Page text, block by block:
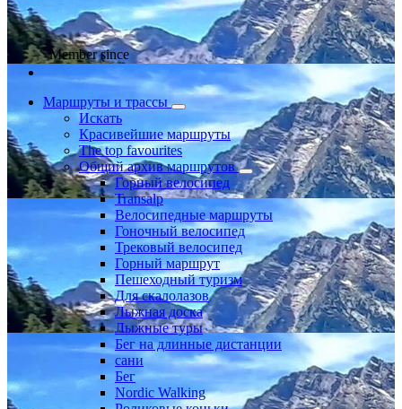
Member since
Маршруты и трассы
Искать
Красивейшие маршруты
The top favourites
Общий архив маршрутов
Горный велосипед
Transalp
Велосипедные маршруты
Гоночный велосипед
Трековый велосипед
Горный маршрут
Пешеходный туризм
Для скалолазов
Лыжная доска
Лыжные туры
Бег на длинные дистанции
сани
Бег
Nordic Walking